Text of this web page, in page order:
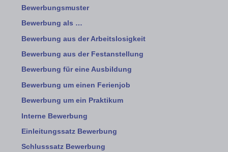
Bewerbungsmuster
Bewerbung als …
Bewerbung aus der Arbeitslosigkeit
Bewerbung aus der Festanstellung
Bewerbung für eine Ausbildung
Bewerbung um einen Ferienjob
Bewerbung um ein Praktikum
Interne Bewerbung
Einleitungssatz Bewerbung
Schlusssatz Bewerbung